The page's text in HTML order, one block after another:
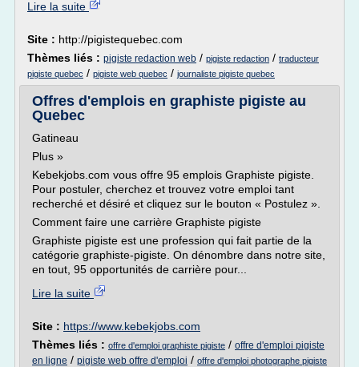
Lire la suite
Site : http://pigistequebec.com
Thèmes liés : pigiste redaction web / pigiste redaction / traducteur
pigiste quebec / pigiste web quebec / journaliste pigiste quebec
Offres d'emplois en graphiste pigiste au
Quebec
Gatineau
Plus »
Kebekjobs.com vous offre 95 emplois Graphiste pigiste.
Pour postuler, cherchez et trouvez votre emploi tant
recherché et désiré et cliquez sur le bouton « Postulez ».
Comment faire une carrière Graphiste pigiste
Graphiste pigiste est une profession qui fait partie de la
catégorie graphiste-pigiste. On dénombre dans notre site,
en tout, 95 opportunités de carrière pour...
Lire la suite
Site : https://www.kebekjobs.com
Thèmes liés : offre d'emploi graphiste pigiste / offre d'emploi pigiste
en ligne / pigiste web offre d'emploi / offre d'emploi photographe pigiste